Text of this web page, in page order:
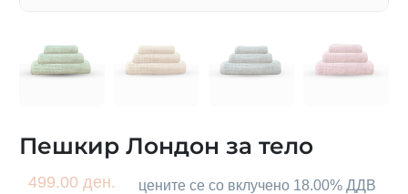
Пешкир Лондон за тело
499.00 ден. цените се со вклучено 18.00% ДДВ